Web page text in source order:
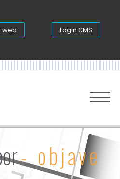
web Login CMS
- objave